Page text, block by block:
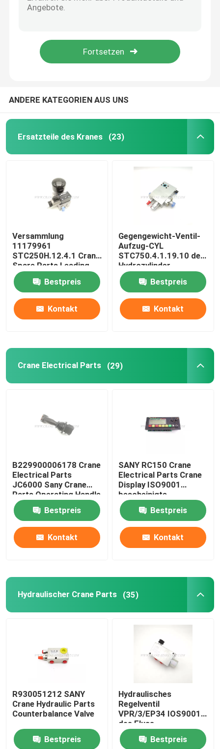
Crane Undercarriage Parts
Sany-Filter
Crane Boom Parts
Crane Light
Zoomlion Crane Parts
Krandrahtseil
ANDERE KATEGORIEN AUS UNS
Ersatzteile des Kranes (23)
Versammlung
11179961
STC250H.12.4.1 Crane
Spare Parts Leading
Valve
Bestpreis
Kontakt
Gegengewicht-Ventil-
Aufzug-CYL
STC750.4.1.19.10 des
Hydrozylinder-
11211177
Bestpreis
Kontakt
Crane Electrical Parts (29)
B229900006178 Crane
Electrical Parts
JC6000 Sany Crane
Parts Operating Handle
Bestpreis
Kontakt
SANY RC150 Crane
Electrical Parts Crane
Display ISO9001
bescheinigte
Bestpreis
Kontakt
Hydraulischer Crane Parts (35)
R930051212 SANY
Crane Hydraulic Parts
Counterbalance Valve
Bestpreis
Hydraulisches
Regelventil
VPR/3/EP34 IOS9001
des Fluss-
B220401001287
Bestpreis